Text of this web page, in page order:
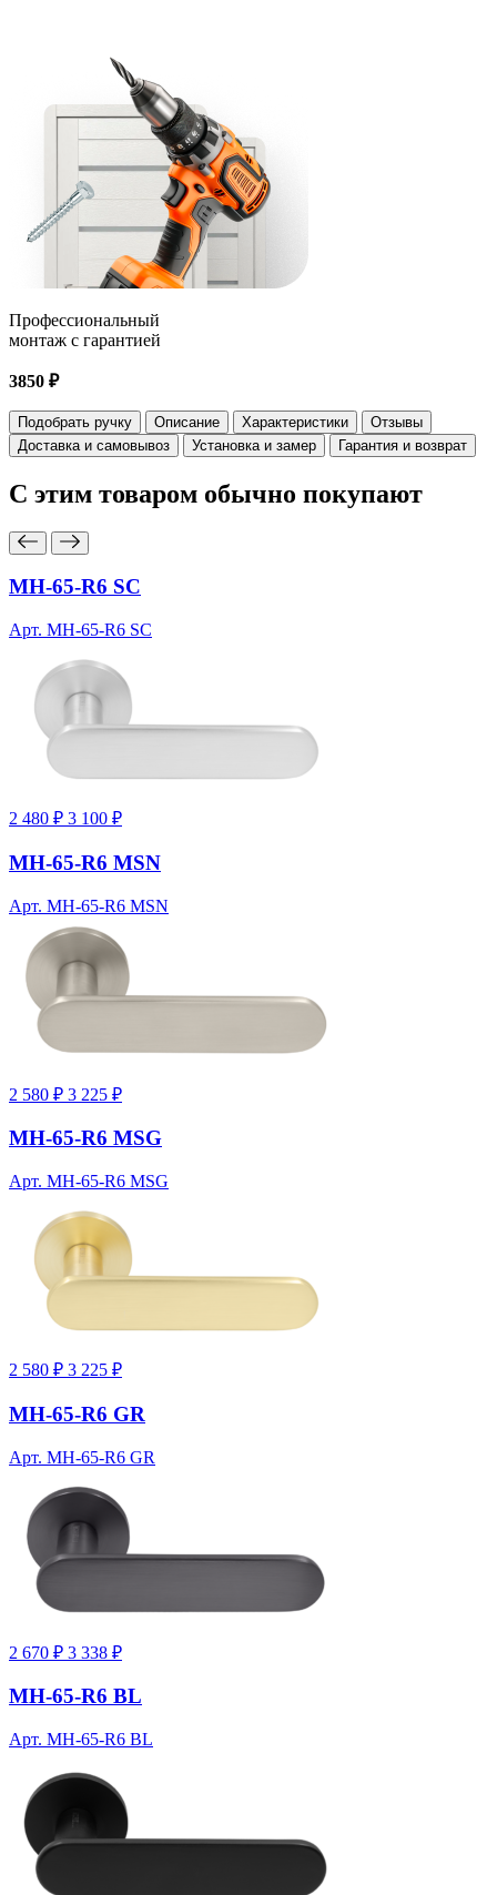
Профессиональный
монтаж с гарантией
3850 ₽
Подобрать ручку Описание Характеристики
Отзывы
Доставка и самовывоз
Установка и замер Гарантия и возврат
С этим товаром обычно покупают
MH-65-R6 SC
Арт. MH-65-R6 SC
2 480 ₽ 3 100 ₽
MH-65-R6 MSN
Арт. MH-65-R6 MSN
2 580 ₽ 3 225 ₽
MH-65-R6 MSG
Арт. MH-65-R6 MSG
2 580 ₽ 3 225 ₽
MH-65-R6 GR
Арт. MH-65-R6 GR
2 670 ₽ 3 338 ₽
MH-65-R6 BL
Арт. MH-65-R6 BL